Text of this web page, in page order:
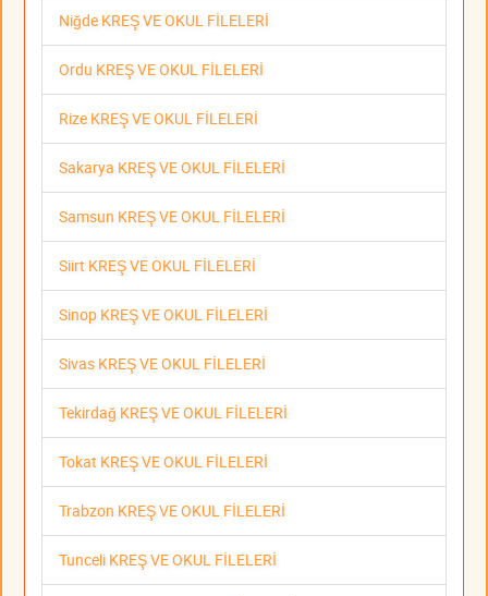
Niğde KREŞ VE OKUL FİLELERİ
Ordu KREŞ VE OKUL FİLELERİ
Rize KREŞ VE OKUL FİLELERİ
Sakarya KREŞ VE OKUL FİLELERİ
Samsun KREŞ VE OKUL FİLELERİ
Siirt KREŞ VE OKUL FİLELERİ
Sinop KREŞ VE OKUL FİLELERİ
Sivas KREŞ VE OKUL FİLELERİ
Tekirdağ KREŞ VE OKUL FİLELERİ
Tokat KREŞ VE OKUL FİLELERİ
Trabzon KREŞ VE OKUL FİLELERİ
Tunceli KREŞ VE OKUL FİLELERİ